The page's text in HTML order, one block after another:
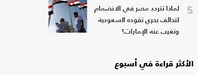
5
لماذا تتردد مصر في الانضمام
لتحالف بحري تقوده السعودية
وتغيب عنه الإمارات؟
الأكثر قراءة في أسبوع